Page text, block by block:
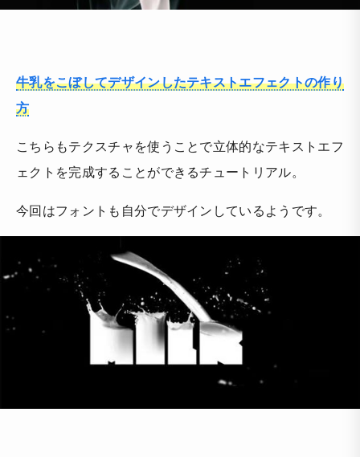
牛乳をこぼしてデザインしたテキストエフェクトの作り
方
こちらもテクスチャを使うことで立体的なテキストエフ
ェクトを完成することができるチュートリアル。
今回はフォントも自分でデザインしているようです。